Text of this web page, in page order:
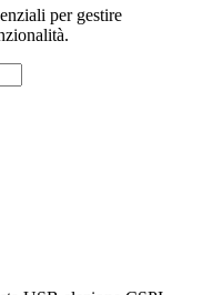
per gestire